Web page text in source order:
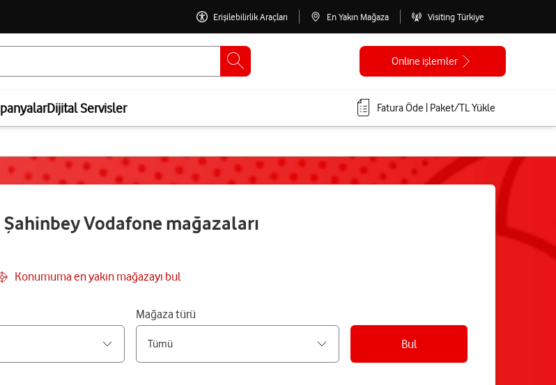
Erişilebilirlik Araçları En Yakın Mağaza Visiting Türkiye
Online işlemler
Dijital Servisler Fatura Öde | Paket/TL Yükle
Vodafone mağazaları
Konumuma en yakın mağazayı bul
Mağaza türü
Bul